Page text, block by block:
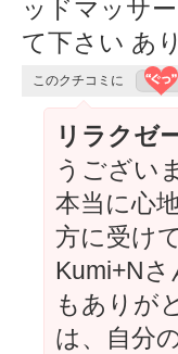
ッドマッサ
て下さい あ
このクチコミに
リラクゼ
うござい
本当に心
方に受け
Kumi+N
もありが
は、自分